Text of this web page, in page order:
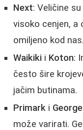
Next: Veličine
visoko cenjen, a
omiljeno kod nas.
Waikiki i Koton:
često šire
jačim butinama.
Primark i
može varirati.